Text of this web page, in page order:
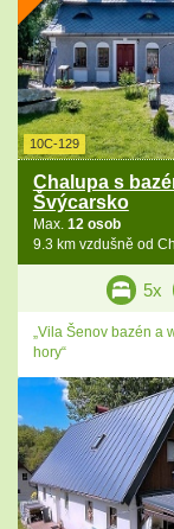
10C-129
Chalupa s
Švýcarsko
Max. 12 osob
9.3 km vzdušně od
5x
„Vila Šenov bazén a
hory“